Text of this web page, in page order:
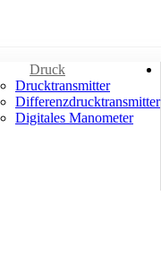
Druck
Drucktransmitter
Differenzdrucktransmitter
Digitales Manometer